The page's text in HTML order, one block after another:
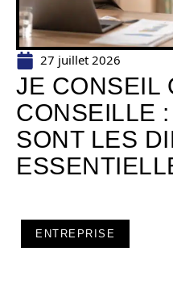
27 juillet 2026
JE CONSEIL
CONSEILLE
SONT LES
ENTREPRISE